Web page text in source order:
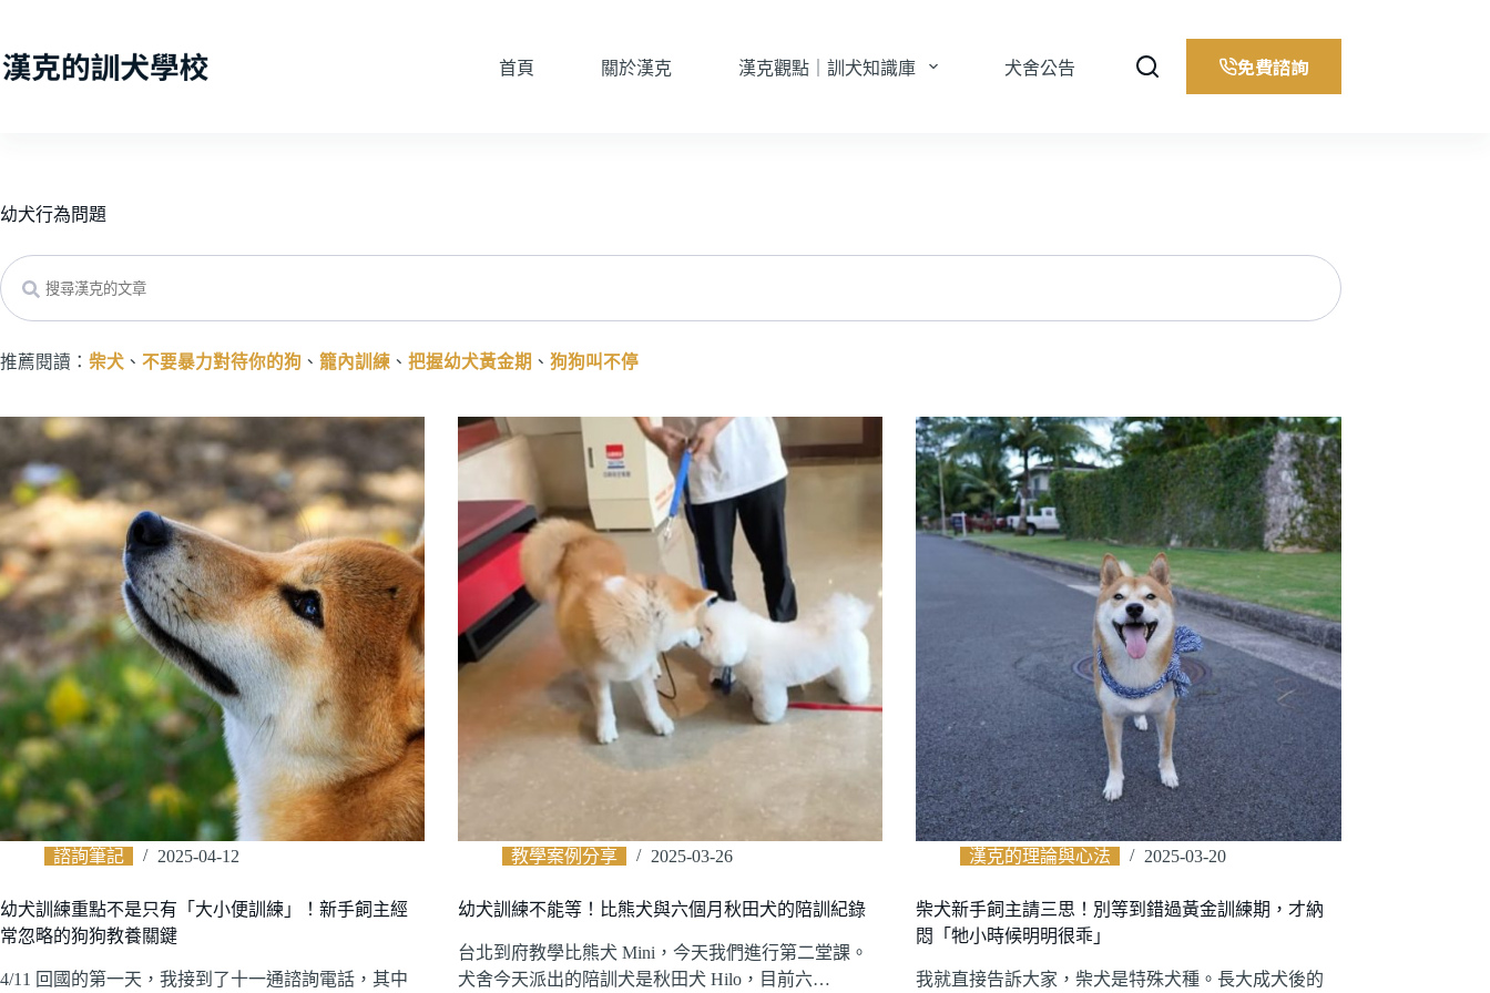
主
首頁 關於漢克 漢克觀點｜訓犬知識庫 犬舍公告 免費諮詢
幼犬行為問題
Search
推薦閱讀： 柴犬 、 不要暴力對待你的狗 、 籠內訓練 、 把握幼犬黃金期 、 狗狗叫不停
諮詢筆記 2025-04-12
幼犬訓練重點不是只有「大小便訓練」！新手飼主經
常忽略的狗狗教養關鍵
4/11 回國的第一天，我接到了十一通諮詢電話，其中
教學案例分享 2025-03-26
幼犬訓練不能等！比熊犬與六個月秋田犬的陪訓紀錄
台北到府教學比熊犬 Mini，今天我們進行第二堂課。
犬舍今天派出的陪訓犬是秋田犬 Hilo，目前六…
漢克的理論與心法 2025-03-20
柴犬新手飼主請三思！別等到錯過黃金訓練期，才納
悶「牠小時候明明很乖」
我就直接告訴大家，柴犬是特殊犬種。長大成犬後的